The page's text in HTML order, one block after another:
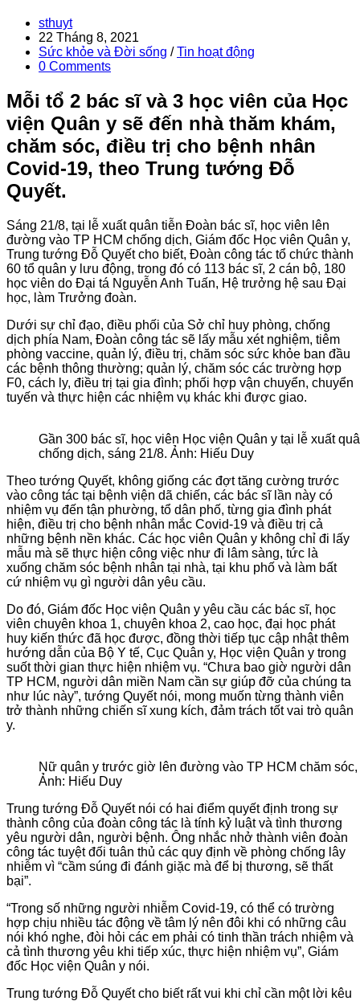
Post
author:
sthuyt
Post
published:
22 Tháng 8, 2021
Post
category:
Sức khỏe và Đời sống / Tin hoạt động
Post
0 Comments
Mỗi tổ 2 bác sĩ và 3 học viên của Học
viện Quân y sẽ đến nhà thăm khám,
chăm sóc, điều trị cho bệnh nhân
Covid-19, theo Trung tướng Đỗ
Quyết.
Sáng 21/8, tại lễ xuất quân tiễn Đoàn bác sĩ, học viên lên
đường vào TP HCM chống dịch, Giám đốc Học viên Quân y,
Trung tướng Đỗ Quyết cho biết, Đoàn công tác tổ chức thành
60 tổ quân y lưu động, trong đó có 113 bác sĩ, 2 cán bộ, 180
học viên do Đại tá Nguyễn Anh Tuấn, Hệ trưởng hệ sau Đại
học, làm Trưởng đoàn.
Dưới sự chỉ đạo, điều phối của Sở chỉ huy phòng, chống
dịch phía Nam, Đoàn công tác sẽ lấy mẫu xét nghiệm, tiêm
phòng vaccine, quản lý, điều trị, chăm sóc sức khỏe ban đầu
các bệnh thông thường; quản lý, chăm sóc các trường hợp
F0, cách ly, điều trị tại gia đình; phối hợp vận chuyển, chuyển
tuyến và thực hiện các nhiệm vụ khác khi được giao.
Gần 300 bác sĩ, học viên Học viện Quân y tại lễ xuất
chống dịch, sáng 21/8. Ảnh: Hiếu Duy
Theo tướng Quyết, không giống các đợt tăng cường trước
vào công tác tại bệnh viện dã chiến, các bác sĩ lần này có
nhiệm vụ đến tận phường, tổ dân phố, từng gia đình phát
hiện, điều trị cho bệnh nhân mắc Covid-19 và điều trị cả
những bệnh nền khác. Các học viên Quân y không chỉ đi lấy
mẫu mà sẽ thực hiện công việc như đi lâm sàng, tức là
xuống chăm sóc bệnh nhân tại nhà, tại khu phố và làm bất
cứ nhiệm vụ gì người dân yêu cầu.
Do đó, Giám đốc Học viện Quân y yêu cầu các bác sĩ, học
viên chuyên khoa 1, chuyên khoa 2, cao học, đại học phát
huy kiến thức đã học được, đồng thời tiếp tục cập nhật thêm
hướng dẫn của Bộ Y tế, Cục Quân y, Học viện Quân y trong
suốt thời gian thực hiện nhiệm vụ. “Chưa bao giờ người dân
TP HCM, người dân miền Nam cần sự giúp đỡ của chúng ta
như lúc này”, tướng Quyết nói, mong muốn từng thành viên
trở thành những chiến sĩ xung kích, đảm trách tốt vai trò quân
y.
Nữ quân y trước giờ lên đường vào TP HCM chăm
Ảnh: Hiếu Duy
Trung tướng Đỗ Quyết nói có hai điểm quyết định trong sự
thành công của đoàn công tác là tính kỷ luật và tình thương
yêu người dân, người bệnh. Ông nhắc nhở thành viên đoàn
công tác tuyệt đối tuân thủ các quy định về phòng chống lây
nhiễm vì “cầm súng đi đánh giặc mà để bị thương, sẽ thất
bại”.
“Trong số những người nhiễm Covid-19, có thể có trường
hợp chịu nhiều tác động về tâm lý nên đôi khi có những câu
nói khó nghe, đòi hỏi các em phải có tinh thần trách nhiệm và
cả tình thương yêu khi tiếp xúc, thực hiện nhiệm vụ”, Giám
đốc Học viện Quân y nói.
Trung tướng Đỗ Quyết cho biết rất vui khi chỉ cần một lời kêu